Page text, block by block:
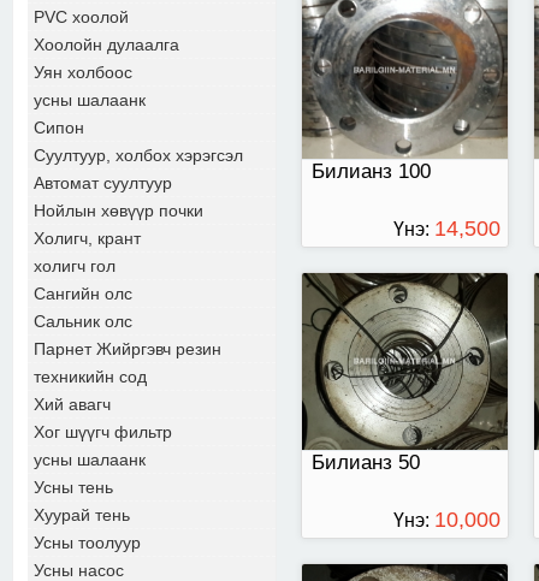
PVC хоолой
Хоолойн дулаалга
Уян холбоос
усны шалаанк
Сипон
Суултуур, холбох хэрэгсэл
Автомат суултуур
Нойлын хөвүүр почки
Холигч, крант
холигч гол
Сангийн олс
Сальник олс
Парнет Жийргэвч резин
техникийн сод
Хий авагч
Хог шүүгч фильтр
усны шалаанк
Усны тень
Хуурай тень
Усны тоолуур
Усны насос
Билианз 100
Үнэ: 14,500
ТӨГРӨГ
Билианз 50
Билианз 50
Үнэ: 10,000
ТӨГРӨГ
Билианз 25